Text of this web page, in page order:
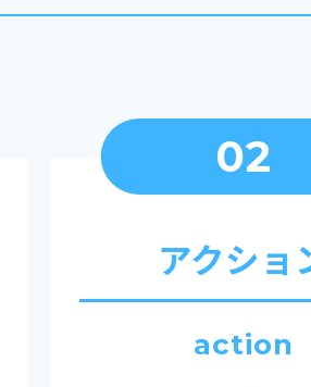
02
アクショ
action